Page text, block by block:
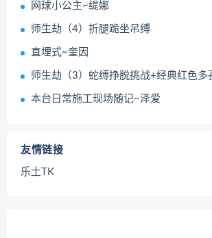
网球小公主~缇娜
师生劫（4）折腿跪坐吊缚
直埋式~奎因
师生劫（3）蛇缚挣脱挑战+经典红色多
本台日常施工现场随记~泽爱
友情链接
乐土TK